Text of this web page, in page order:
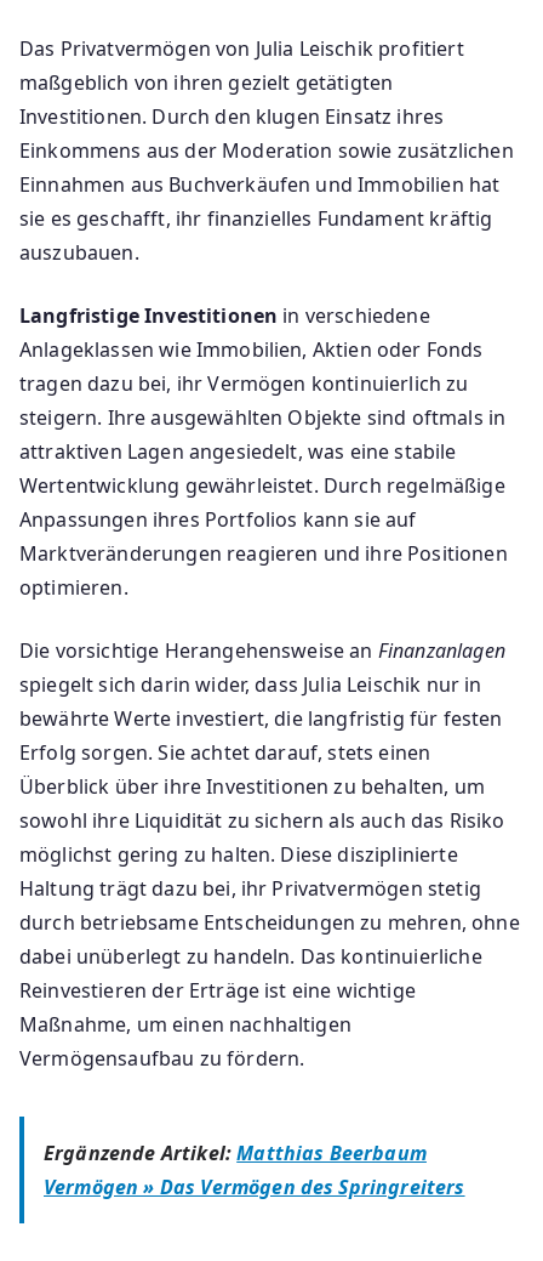
Das Privatvermögen von Julia Leischik profitiert
maßgeblich von ihren gezielt getätigten
Investitionen. Durch den klugen Einsatz ihres
Einkommens aus der Moderation sowie zusätzlichen
Einnahmen aus Buchverkäufen und Immobilien hat
sie es geschafft, ihr finanzielles Fundament kräftig
auszubauen.
Langfristige Investitionen in verschiedene
Anlageklassen wie Immobilien, Aktien oder Fonds
tragen dazu bei, ihr Vermögen kontinuierlich zu
steigern. Ihre ausgewählten Objekte sind oftmals in
attraktiven Lagen angesiedelt, was eine stabile
Wertentwicklung gewährleistet. Durch regelmäßige
Anpassungen ihres Portfolios kann sie auf
Marktveränderungen reagieren und ihre Positionen
optimieren.
Die vorsichtige Herangehensweise an Finanzanlagen
spiegelt sich darin wider, dass Julia Leischik nur in
bewährte Werte investiert, die langfristig für festen
Erfolg sorgen. Sie achtet darauf, stets einen
Überblick über ihre Investitionen zu behalten, um
sowohl ihre Liquidität zu sichern als auch das Risiko
möglichst gering zu halten. Diese disziplinierte
Haltung trägt dazu bei, ihr Privatvermögen stetig
durch betriebsame Entscheidungen zu mehren, ohne
dabei unüberlegt zu handeln. Das kontinuierliche
Reinvestieren der Erträge ist eine wichtige
Maßnahme, um einen nachhaltigen
Vermögensaufbau zu fördern.
Ergänzende Artikel:Matthias Beerbaum
Vermögen » Das Vermögen des Springreiters